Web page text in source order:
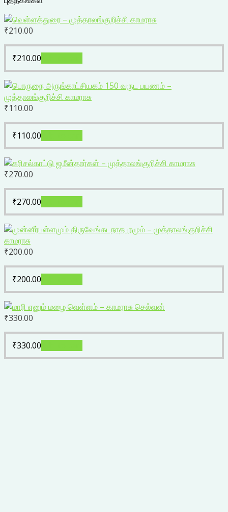
₹210.00
₹210.00
₹110.00
₹110.00
₹270.00
₹270.00
₹200.00
₹200.00
₹330.00
₹330.00